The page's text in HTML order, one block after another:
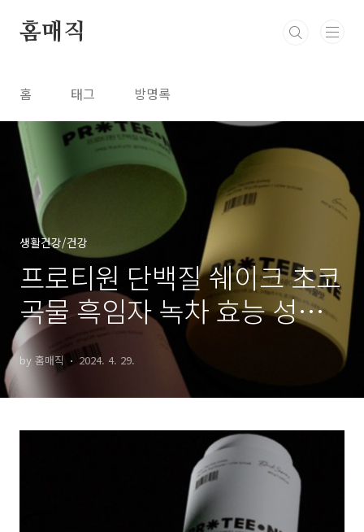
홈매직
홈 태그 방명록
생활건강/건강
프로티원 단백질 쉐이크 초코
곡물 흑임자 녹차 효능 성분
부작용 복용법
by 홈매직 2024. 4. 29.